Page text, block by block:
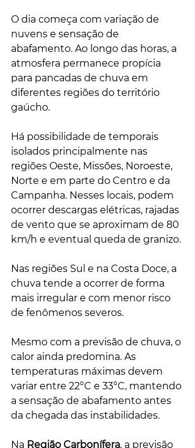
O dia começa com variação de
nuvens e sensação de
abafamento. Ao longo das horas, a
atmosfera permanece propícia
para pancadas de chuva em
diferentes regiões do território
gaúcho.
Há possibilidade de temporais
isolados principalmente nas
regiões Oeste, Missões, Noroeste,
Norte e em parte do Centro e da
Campanha. Nesses locais, podem
ocorrer descargas elétricas, rajadas
de vento que se aproximam de 80
km/h e eventual queda de granizo.
Nas regiões Sul e na Costa Doce, a
chuva tende a ocorrer de forma
mais irregular e com menor risco
de fenômenos severos.
Mesmo com a previsão de chuva, o
calor ainda predomina. As
temperaturas máximas devem
variar entre 22°C e 33°C, mantendo
a sensação de abafamento antes
da chegada das instabilidades.
Na Região Carbonífera, a previsão